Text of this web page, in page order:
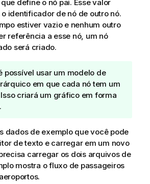
define o nó pai. Esse valor
identificador de nó de outro nó.
estiver vazio e nenhum outro
referência a esse nó, um nó
será criado.
possível usar um modelo de
em que cada nó tem um
criará um gráfico em forma
dados de exemplo que você pode
de texto e carregar em um novo
carregar os dois arquivos de
mostra o fluxo de passageiros